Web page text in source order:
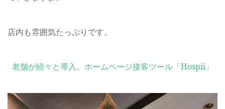
店内も雰囲気たっぷりです。
老舗が続々と導入。ホームページ接客ツール「Hospii」